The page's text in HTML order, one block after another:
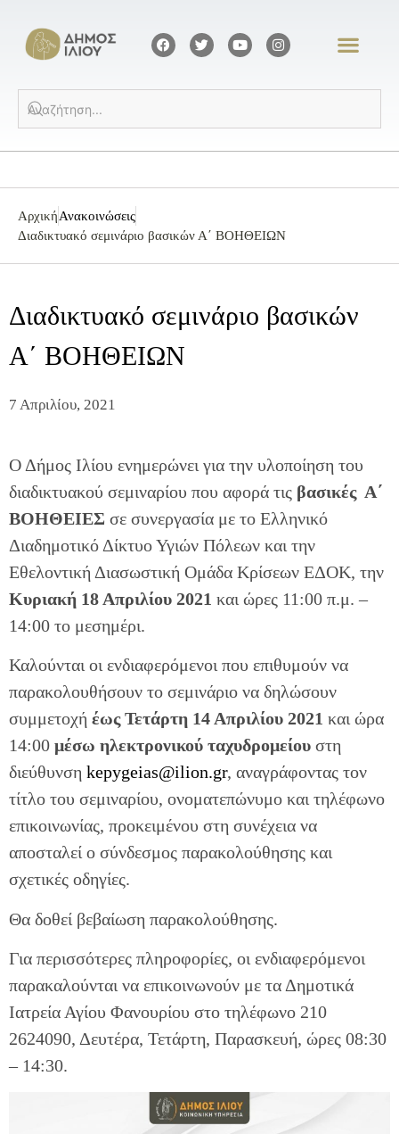
ΑρχικήΑνακοινώσεις
Διαδικτυακό σεμινάριο βασικών Α΄ ΒΟΗΘΕΙΩΝ
Διαδικτυακό σεμινάριο βασικών
Α΄ ΒΟΗΘΕΙΩΝ
7 Απριλίου, 2021
Ο Δήμος Ιλίου ενημερώνει για την υλοποίηση του
διαδικτυακού σεμιναρίου που αφορά τις βασικές Α΄
ΒΟΗΘΕΙΕΣ σε συνεργασία με το Ελληνικό
Διαδημοτικό Δίκτυο Υγιών Πόλεων και την
Εθελοντική Διασωστική Ομάδα Κρίσεων ΕΔΟΚ, την
Κυριακή 18 Απριλίου 2021 και ώρες 11:00 π.μ. –
14:00 το μεσημέρι.
Καλούνται οι ενδιαφερόμενοι που επιθυμούν να
παρακολουθήσουν το σεμινάριο να δηλώσουν
συμμετοχή έως Τετάρτη 14 Απριλίου 2021 και ώρα
14:00 μέσω ηλεκτρονικού ταχυδρομείου στη
διεύθυνση kepygeias@ilion.gr, αναγράφοντας τον
τίτλο του σεμιναρίου, ονοματεπώνυμο και τηλέφωνο
επικοινωνίας, προκειμένου στη συνέχεια να
αποσταλεί ο σύνδεσμος παρακολούθησης και
σχετικές οδηγίες.
Θα δοθεί βεβαίωση παρακολούθησης.
Για περισσότερες πληροφορίες, οι ενδιαφερόμενοι
παρακαλούνται να επικοινωνούν με τα Δημοτικά
Ιατρεία Αγίου Φανουρίου στο τηλέφωνο 210
2624090, Δευτέρα, Τετάρτη, Παρασκευή, ώρες 08:30
– 14:30.